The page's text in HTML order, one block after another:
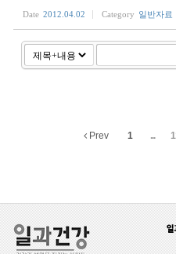
Date 2012.04.02 Category 일반자료
Prev 1 ...